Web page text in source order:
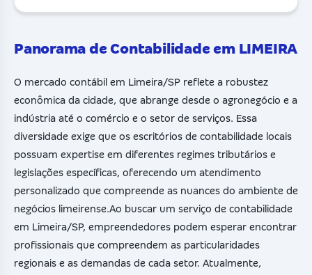
Panorama de Contabilidade em LIMEIRA
O mercado contábil em Limeira/SP reflete a robustez
econômica da cidade, que abrange desde o agronegócio e a
indústria até o comércio e o setor de serviços. Essa
diversidade exige que os escritórios de contabilidade locais
possuam expertise em diferentes regimes tributários e
legislações específicas, oferecendo um atendimento
personalizado que compreende as nuances do ambiente de
negócios limeirense.Ao buscar um serviço de contabilidade
em Limeira/SP, empreendedores podem esperar encontrar
profissionais que compreendem as particularidades
regionais e as demandas de cada setor. Atualmente,